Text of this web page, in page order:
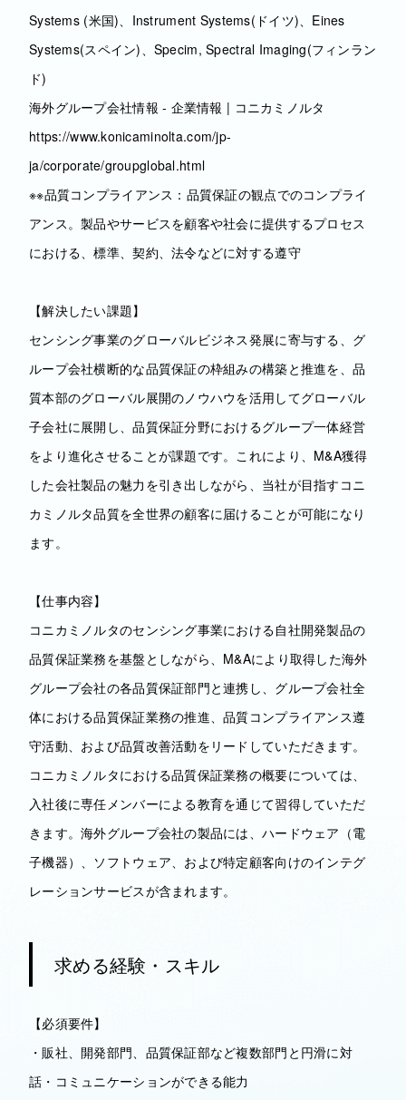
Systems (米国)、Instrument Systems(ドイツ)、Eines
Systems(スペイン)、Specim, Spectral Imaging(フィンラン
ド)
海外グループ会社情報 - 企業情報 | コニカミノルタ
https://www.konicaminolta.com/jp-
ja/corporate/groupglobal.html
※※品質コンプライアンス：品質保証の観点でのコンプライ
アンス。製品やサービスを顧客や社会に提供するプロセス
における、標準、契約、法令などに対する遵守
【解決したい課題】
センシング事業のグローバルビジネス発展に寄与する、グ
ループ会社横断的な品質保証の枠組みの構築と推進を、品
質本部のグローバル展開のノウハウを活用してグローバル
子会社に展開し、品質保証分野におけるグループ一体経営
をより進化させることが課題です。これにより、M&A獲得
した会社製品の魅力を引き出しながら、当社が目指すコニ
カミノルタ品質を全世界の顧客に届けることが可能になり
ます。
【仕事内容】
コニカミノルタのセンシング事業における自社開発製品の
品質保証業務を基盤としながら、M&Aにより取得した海外
グループ会社の各品質保証部門と連携し、グループ会社全
体における品質保証業務の推進、品質コンプライアンス遵
守活動、および品質改善活動をリードしていただきます。
コニカミノルタにおける品質保証業務の概要については、
入社後に専任メンバーによる教育を通じて習得していただ
きます。海外グループ会社の製品には、ハードウェア（電
子機器）、ソフトウェア、および特定顧客向けのインテグ
レーションサービスが含まれます。
求める経験・スキル
【必須要件】
・販社、開発部門、品質保証部など複数部門と円滑に対
話・コミュニケーションができる能力